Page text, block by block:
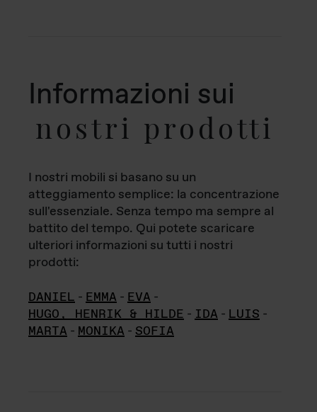
Informazioni sui
nostri prodotti
I nostri mobili si basano su un
atteggiamento semplice: la concentrazione
sull'essenziale. Senza tempo ma sempre al
battito del tempo. Qui potete scaricare
ulteriori informazioni su tutti i nostri
prodotti:
DANIEL - EMMA - EVA -
HUGO, HENRIK & HILDE - IDA - LUIS -
MARTA - MONIKA - SOFIA